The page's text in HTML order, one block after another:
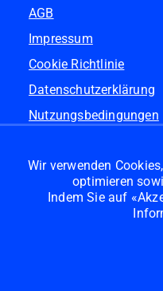
AGB
Impressum
Cookie Richtlinie
Datenschutzerklärung
Nutzungsbedingungen
Pflichttexte
Wir verwenden
optimieren
Indem Sie auf